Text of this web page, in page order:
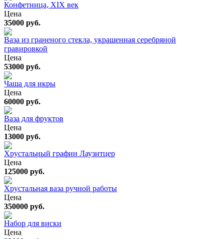
Конфетница, XIX век
Цена
35000 руб.
Ваза из граненого стекла, украшенная серебряной
гравировкой
Цена
53000 руб.
Чаша для икры
Цена
60000 руб.
Ваза для фруктов
Цена
13000 руб.
Хрустальный графин Лаузитцер
Цена
125000 руб.
Хрустальная ваза ручной работы
Цена
350000 руб.
Набор для виски
Цена